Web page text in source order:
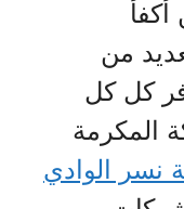
من
كل كل
المكرمة
نسر الوادي